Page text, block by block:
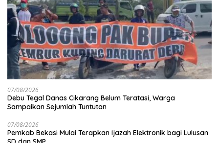
07/08/2026
Debu Tegal Danas Cikarang Belum Teratasi, Warga
Sampaikan Sejumlah Tuntutan
07/08/2026
Pemkab Bekasi Mulai Terapkan Ijazah Elektronik bagi Lulusan